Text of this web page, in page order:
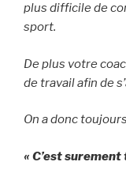
plus difficile de
sport.
De plus votre
de travail afin de
On a donc
« C’est surement